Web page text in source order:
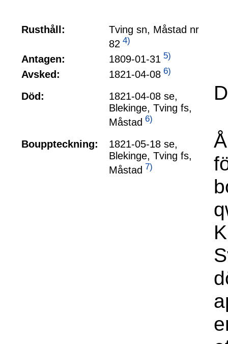
Rusthåll:
Tving sn, Måstad nr
82 4)
Antagen: 1809-01-31 5)
Avsked: 1821-04-08 6)
Död:
1821-04-08 se,
Blekinge, Tving fs,
Måstad 6)
Bouppteckning:
1821-05-18 se,
Blekinge, Tving fs,
Måstad 7)